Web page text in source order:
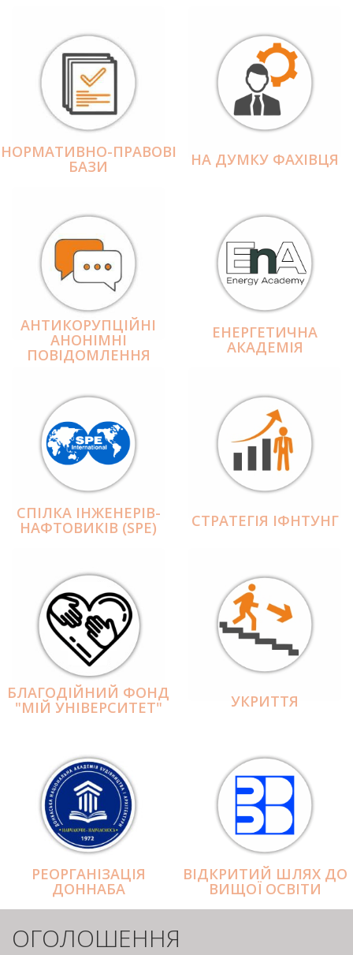
НОРМАТИВНО-ПРАВОВІ
БАЗИ НА ДУМКУ ФАХІВЦЯ
АНТИКОРУПЦІЙНІ
АНОНІМНІ
ПОВІДОМЛЕННЯ
ЕНЕРГЕТИЧНА
АКАДЕМІЯ
СПІЛКА ІНЖЕНЕРІВ-
НАФТОВИКІВ (SPE) СТРАТЕГІЯ ІФНТУНГ
БЛАГОДІЙНИЙ ФОНД
"МІЙ УНІВЕРСИТЕТ" УКРИТТЯ
РЕОРГАНІЗАЦІЯ
ДОННАБА
ВІДКРИТИЙ ШЛЯХ ДО
ВИЩОЇ ОСВІТИ
ОГОЛОШЕННЯ